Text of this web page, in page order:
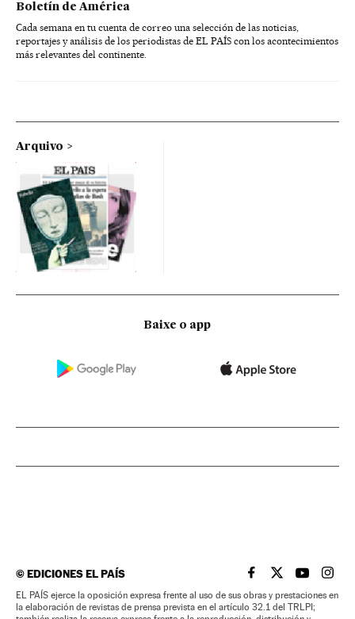
Boletín de América
Cada semana en tu cuenta de correo una selección de las noticias,
reportajes y análisis de los periodistas de EL PAÍS con los acontecimientos
más relevantes del continente.
Arquivo
Baixe o app
©EDICIONES EL PAÍS EL PAÍS BRASIL EN
EL PAÍSEL PAÍS
EL
EL PAÍS ejerce la oposición expresa frente al uso de sus obras y prestaciones en
la elaboración de revistas de prensa prevista en el artículo 32.1 del TRLPI;